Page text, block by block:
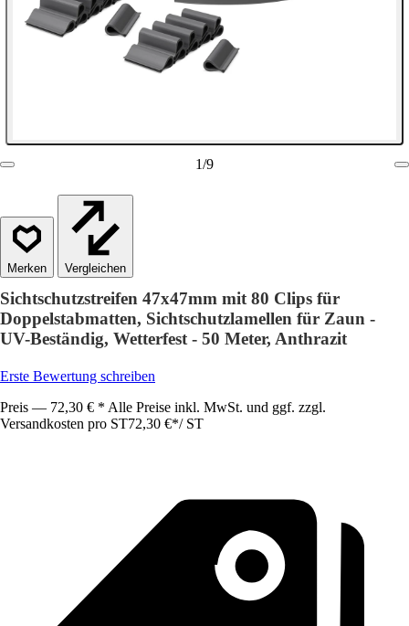
1/9
Vergleichen
Sichtschutzstreifen 47x47mm mit 80 Clips für
Doppelstabmatten, Sichtschutzlamellen für Zaun -
UV-Beständig, Wetterfest - 50 Meter, Anthrazit
Erste Bewertung schreiben
Preis — 72,30 € * Alle Preise inkl. MwSt. und ggf. zzgl.
Versandkosten pro ST72,30 €*/ ST